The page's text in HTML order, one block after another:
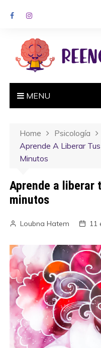
MENU
Home
Psicología
Aprende A Liberar
Minutos
Aprende a liberar
minutos
Loubna Hatem 11